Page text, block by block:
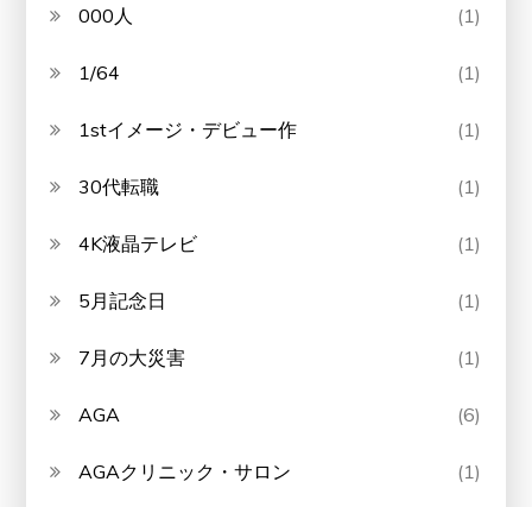
000人 (1)
1/64 (1)
1stイメージ・デビュー作 (1)
30代転職 (1)
4K液晶テレビ (1)
5月記念日 (1)
7月の大災害 (1)
AGA (6)
AGAクリニック・サロン (1)